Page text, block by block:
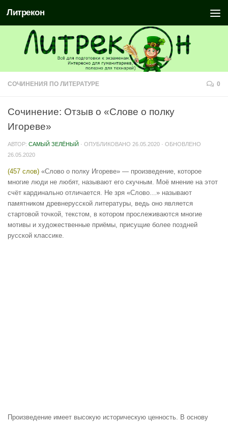
Литрекон
СОЧИНЕНИЯ ПО ЛИТЕРАТУРЕ 0
Сочинение: Отзыв о «Слове о полку
Игореве»
АВТОР: САМЫЙ ЗЕЛЁНЫЙ · ОПУБЛИКОВАНО 26.05.2020 · ОБНОВЛЕНО
26.05.2020
(457 слов) «Слово о полку Игореве» — произведение, которое
многие люди не любят, называют его скучным. Моё мнение на этот
счёт кардинально отличается. Не зря «Слово…» называют
памятником древнерусской литературы, ведь оно является
стартовой точкой, текстом, в котором прослеживаются многие
мотивы и художественные приёмы, присущие более поздней
русской классике.
Произведение имеет высокую историческую ценность. В основу